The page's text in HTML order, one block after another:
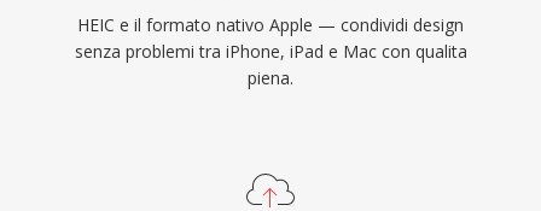
HEIC e il formato nativo Apple — condividi design
senza problemi tra iPhone, iPad e Mac con qualita
piena.